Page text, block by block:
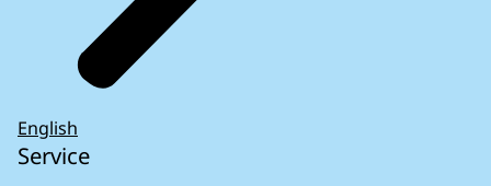
English
Service